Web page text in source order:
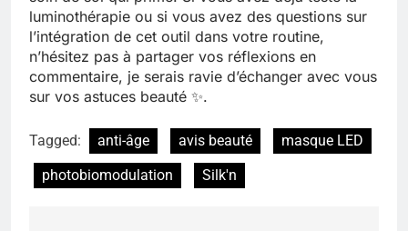
luminothérapie ou si vous avez des questions sur
l’intégration de cet outil dans votre routine,
n’hésitez pas à partager vos réflexions en
commentaire, je serais ravie d’échanger avec vous
sur vos astuces beauté ✨.
Tagged: anti-âge avis beauté
masque LED
photobiomodulation
Silk'n